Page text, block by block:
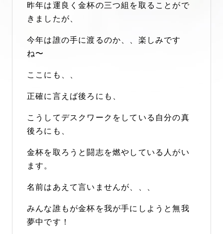
昨年は運良く金杯の三つ組を取ることがで
きましたが、
今年は誰の手に渡るのか、、楽しみです
ね〜
ここにも、、
正確に言えば後ろにも、
こうしてデスクワークをしている自分の真
後ろにも、
金杯を取ろうと闘志を燃やしている人がい
ます。
名前はあえて言いませんが、、、
みんな誰もが金杯を我が手にしようと無我
夢中です！